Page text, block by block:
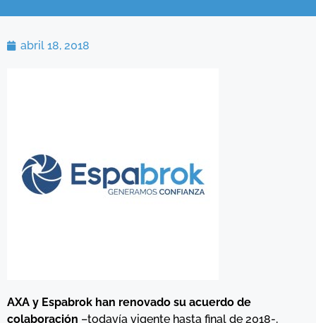
abril 18, 2018
AXA y Espabrok han renovado su acuerdo de
colaboración –todavía vigente hasta final de 2018-,